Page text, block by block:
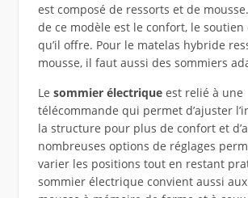
est composé de ressorts et de mousse.
de ce modèle est le confort, le
qu’il offre. Pour le matelas hybride
mousse, il faut aussi des sommiers
Le sommier électriqueest relié à une
télécommande qui permet d’ajuster
la structure pour plus de confort et
nombreuses options de réglages
varier les positions tout en restant
sommier électrique convient aussi